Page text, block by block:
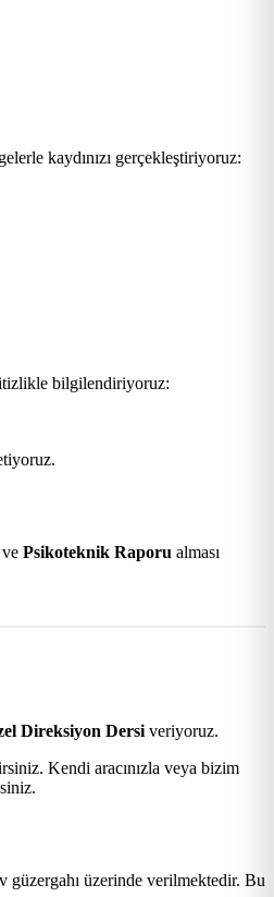
kaydınızı gerçekleştiriyoruz:
bilgilendiriyoruz:
ve Psikoteknik Raporu alması
Direksiyon Dersiveriyoruz.
Kendi aracınızla veya bizim
üzerinde verilmektedir. Bu